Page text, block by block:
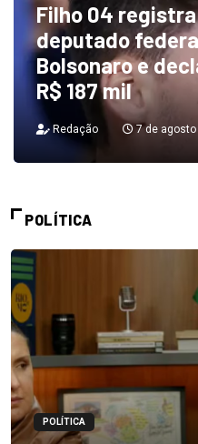
Filho 04
deputado
Bolsonaro e
R$ 187 mil
Redação 7 de agosto
POLÍTICA
POLÍTICA